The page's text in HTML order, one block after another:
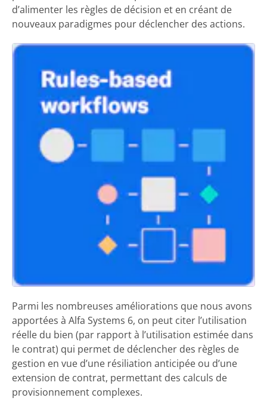
d’alimenter les règles de décision et en créant de
nouveaux paradigmes pour déclencher des actions.
Parmi les nombreuses améliorations que nous avons
apportées à Alfa Systems 6, on peut citer l’utilisation
réelle du bien (par rapport à l’utilisation estimée dans
le contrat) qui permet de déclencher des règles de
gestion en vue d’une résiliation anticipée ou d’une
extension de contrat, permettant des calculs de
provisionnement complexes.